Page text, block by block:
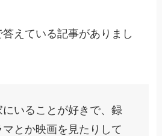
えている記事がありまし
いることが好きで、録
マとか映画を見たりして